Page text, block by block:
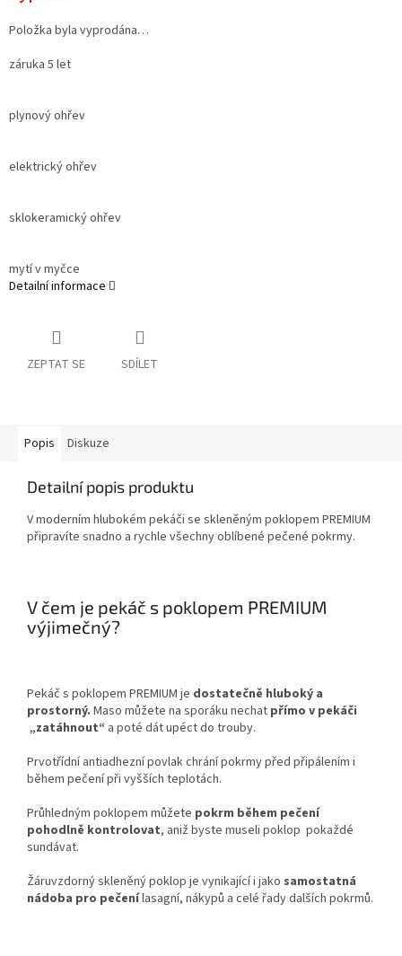
Položka byla vyprodána…
záruka 5 let
plynový ohřev
elektrický ohřev
sklokeramický ohřev
mytí v myčce
Detailní informace
ZEPTAT SE SDÍLET
Popis Diskuze
Detailní popis produktu
V moderním hlubokém pekáči se skleněným poklopem PREMIUM
připravíte snadno a rychle všechny oblíbené pečené pokrmy.
V čem je pekáč s poklopem PREMIUM
výjimečný?
Pekáč s poklopem PREMIUM je dostatečně hluboký a
prostorný. Maso můžete na sporáku nechat přímo v pekáči
„zatáhnout“ a poté dát upéct do trouby.
Prvotřídní antiadhezní povlak chrání pokrmy před připálením i
během pečení při vyšších teplotách.
Průhledným poklopem můžete pokrm během pečení
pohodlně kontrolovat, aniž byste museli poklop pokaždé
sundávat.
Žáruvzdorný skleněný poklop je vynikající i jako samostatná
nádoba pro pečenílasagní, nákypů a celé řady dalších pokrmů.